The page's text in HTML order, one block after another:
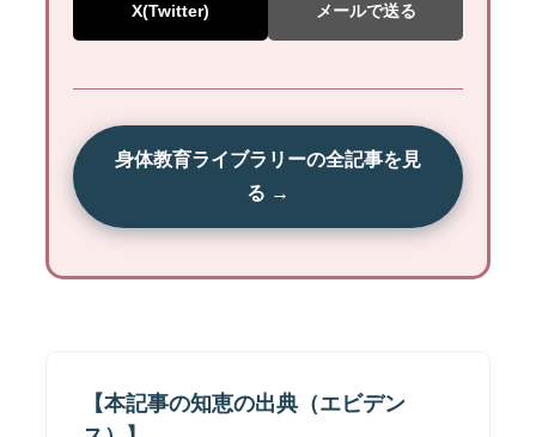
X(Twitter) メールで送る
身体教育ライブラリーの全記事を見
る →
【本記事の知恵の出典（エビデン